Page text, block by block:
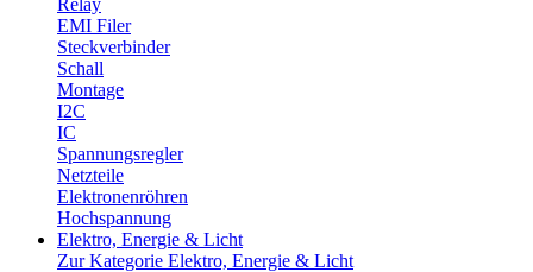
Relay
EMI Filer
Steckverbinder
Schall
Montage
I2C
IC
Spannungsregler
Netzteile
Elektronenröhren
Hochspannung
Elektro, Energie & Licht
Zur Kategorie Elektro, Energie & Licht